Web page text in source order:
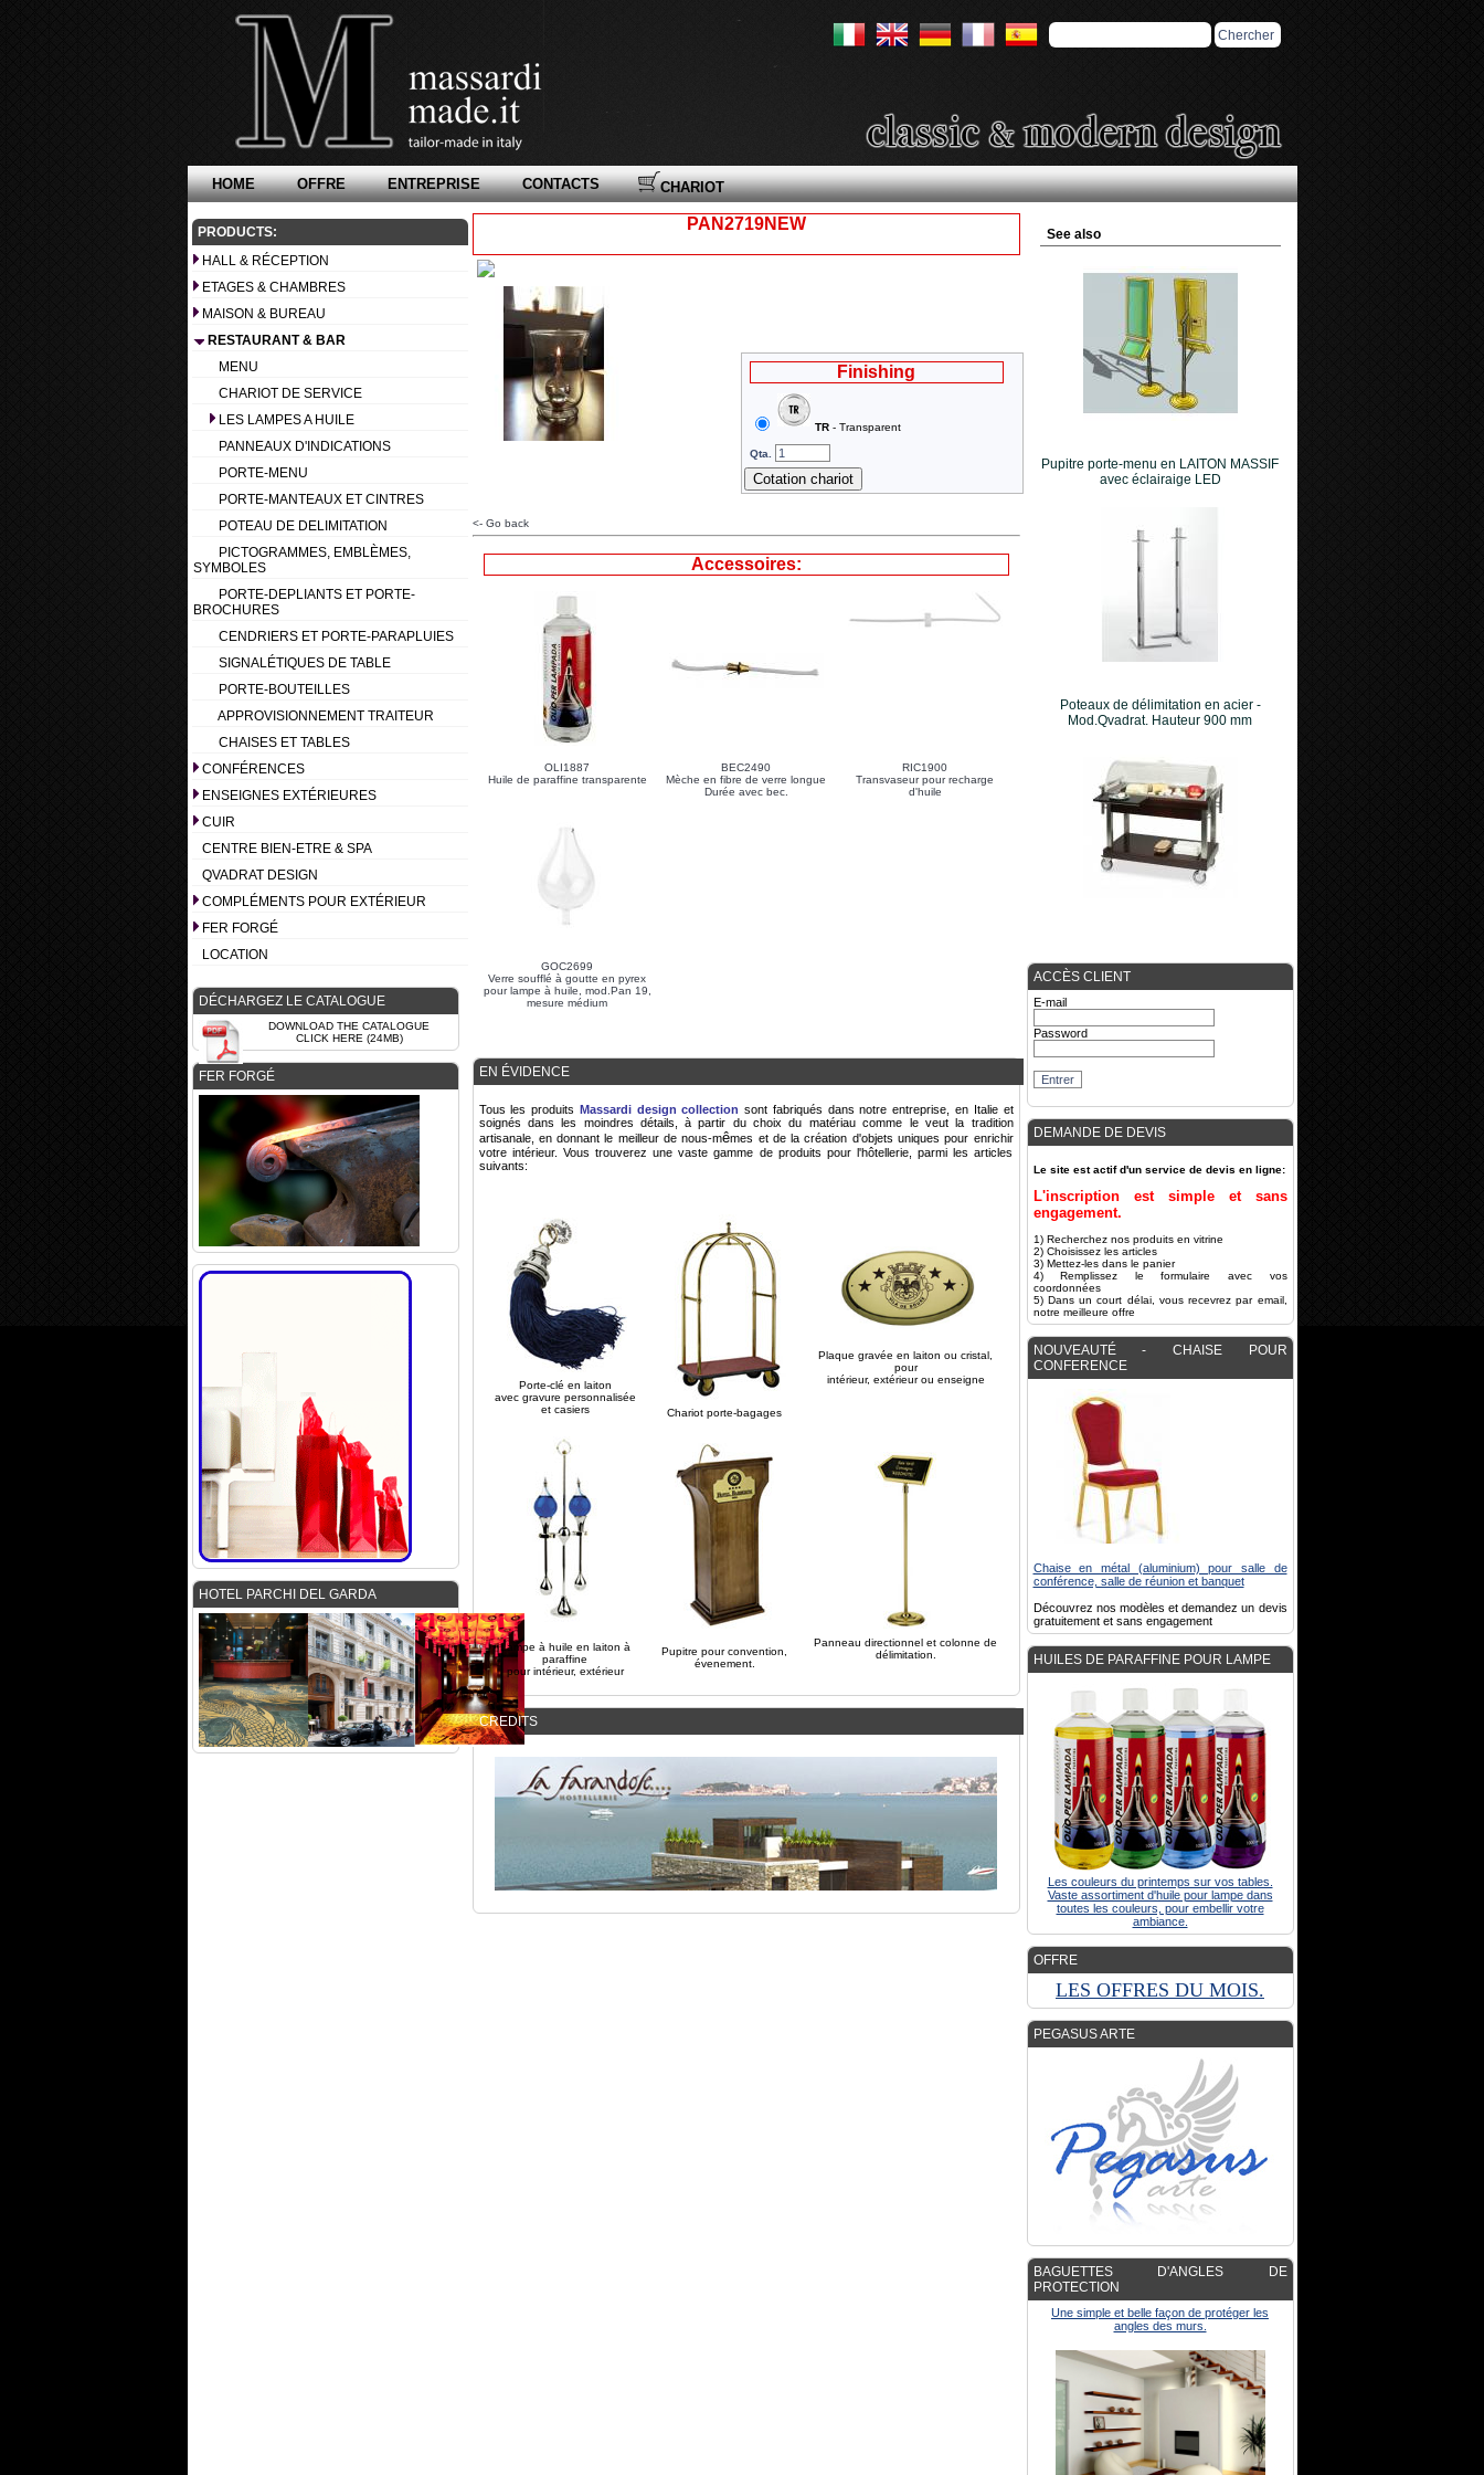
HOME OFFRE ENTREPRISE CONTACTS CHARIOT
PRODUCTS:
HALL & RÉCEPTION
ETAGES & CHAMBRES
MAISON & BUREAU
RESTAURANT & BAR
MENU
CHARIOT DE SERVICE
LES LAMPES A HUILE
PANNEAUX D'INDICATIONS
PORTE-MENU
PORTE-MANTEAUX ET CINTRES
POTEAU DE DELIMITATION
PICTOGRAMMES, EMBLÈMES,
SYMBOLES
PORTE-DEPLIANTS ET PORTE-
BROCHURES
CENDRIERS ET PORTE-PARAPLUIES
SIGNALÉTIQUES DE TABLE
PORTE-BOUTEILLES
APPROVISIONNEMENT TRAITEUR
CHAISES ET TABLES
CONFÉRENCES
ENSEIGNES EXTÉRIEURES
CUIR
CENTRE BIEN-ETRE & SPA
QVADRAT DESIGN
COMPLÉMENTS POUR EXTÉRIEUR
FER FORGÉ
LOCATION
DÉCHARGEZ LE CATALOGUE
DOWNLOAD THE CATALOGUE
CLICK HERE (24MB)
FER FORGÉ
HOTEL PARCHI DEL GARDA
PAN2719NEW
Finishing
TR- Transparent
Qta.
Cotation chariot
<- Go back
Accessoires:
OLI1887
Huile de paraffine transparente
BEC2490
Mèche en fibre de verre longue
Durée avec bec.
RIC1900
Transvaseur pour recharge
d'huile
GOC2699
Verre soufflé à goutte en pyrex
pour lampe à huile, mod.Pan 19,
mesure médium
EN ÉVIDENCE
Tous les produits Massardi design collection sont fabriqués dans notre entreprise, en Italie et
soignés dans les moindres détails, à partir du choix du matériau comme le veut la tradition
artisanale, en donnant le meilleur de nous-mêmes et de la création d'objets uniques pour enrichir
votre intérieur. Vous trouverez une vaste gamme de produits pour l'hôtellerie, parmi les articles
suivants:
Porte-clé en laiton
avec gravure personnalisée
et casiers
Chariot porte-bagages
Plaque gravée en laiton ou cristal,
pour
intérieur, extérieur ou enseigne
Lampe à huile en laiton à
paraffine
pour intérieur, extérieur
Pupitre pour convention,
évenement.
Panneau directionnel et colonne de
délimitation.
CREDITS
See also
Pupitre porte-menu en LAITON MASSIF
avec éclairaige LED
Poteaux de délimitation en acier -
Mod.Qvadrat. Hauteur 900 mm
ACCÈS CLIENT
E-mail
Password
DEMANDE DE DEVIS
Le site est actif d'un service de devis en ligne:
L'inscription est simple et sans
engagement.
1) Recherchez nos produits en vitrine
2) Choisissez les articles
3) Mettez-les dans le panier
4) Remplissez le formulaire avec vos
coordonnées
5) Dans un court délai, vous recevrez par email,
notre meilleure offre
NOUVEAUTÉ - CHAISE POUR
CONFERENCE
Chaise en métal (aluminium) pour salle de
conférence, salle de réunion et banquet
Découvrez nos modèles et demandez un devis
gratuitement et sans engagement
HUILES DE PARAFFINE POUR LAMPE
Les couleurs du printemps sur vos tables.
Vaste assortiment d'huile pour lampe dans
toutes les couleurs, pour embellir votre
ambiance.
OFFRE
LES OFFRES DU MOIS.
PEGASUS ARTE
BAGUETTES D'ANGLES DE
PROTECTION
Une simple et belle façon de protéger les
angles des murs.